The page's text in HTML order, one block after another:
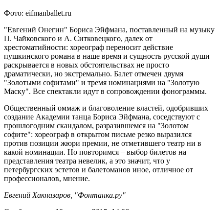
Фото: eifmanballet.ru
"Евгений Онегин" Бориса Эйфмана, поставленный на музыку
П. Чайковского и А. Ситковецкого, далек от
хрестоматийности: хореограф переносит действие
пушкинского романа в наше время и сущность русской души
раскрывается в новых обстоятельствах не просто
драматически, но экстремально. Балет отмечен двумя
"Золотыми софитами" и тремя номинациями на "Золотую
Маску". Все спектакли идут в сопровождении фонограммы.
Общественный оммаж и благоволение властей, одобривших
создание Академии танца Бориса Эйфмана, соседствуют с
прошлогодним скандалом, разразившемся на "Золотом
софите": хореограф в открытом письме резко выразился
против позиции жюри премии, не отметившего театр ни в
какой номинации. Но повторимся – выбор билетов на
представления театра невелик, а это значит, что у
петербургских эстетов и балетоманов иное, отличное от
профессионалов, мнение.
Евгений Хакназаров, "Фонтанка.ру"